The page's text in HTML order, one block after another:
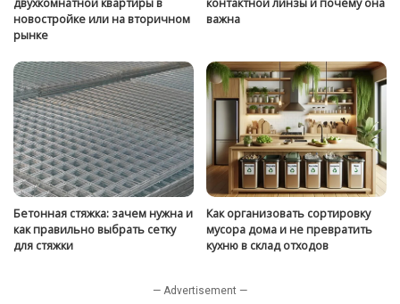
двухкомнатной квартиры в
новостройке или на вторичном
рынке
контактной линзы и почему она
важна
Бетонная стяжка: зачем нужна и
как правильно выбрать сетку
для стяжки
Как организовать сортировку
мусора дома и не превратить
кухню в склад отходов
— Advertisement —